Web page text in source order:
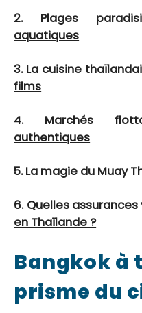
2. Plages
aquatiques
3. La cuisine
films
4. Marchés
authentiques
5. La magie du Muay
6. Quelles
en Thaïlande ?
Bangkok à
prisme du